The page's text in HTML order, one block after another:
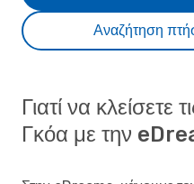
Αναζήτηση
Γιατί να κλείσετε
Γκόα με την